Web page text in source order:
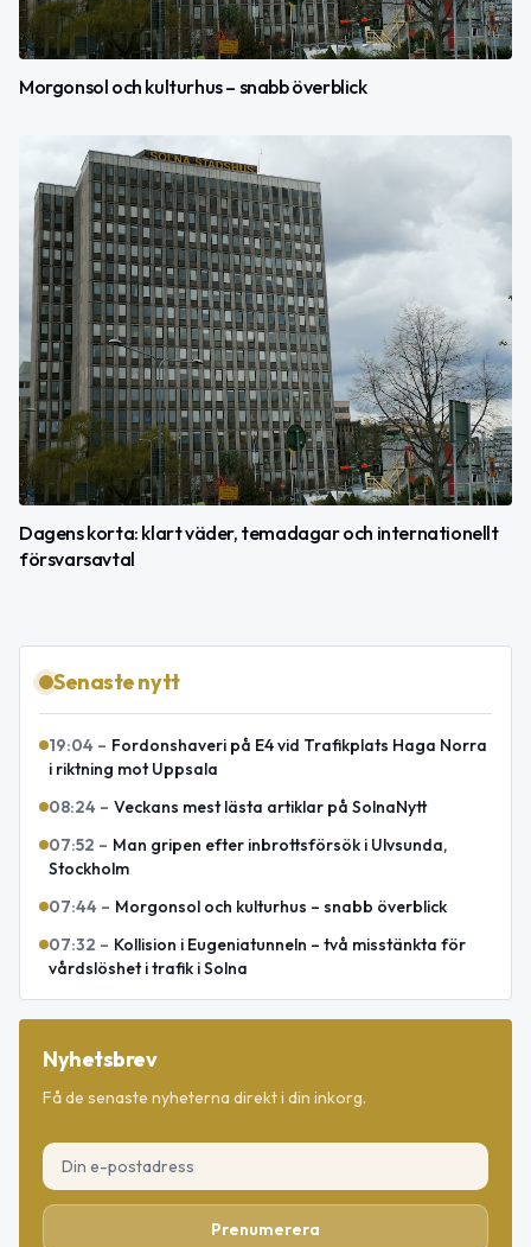
Morgonsol och kulturhus – snabb överblick
Dagens korta: klart väder, temadagar och internationellt
försvarsavtal
Senaste nytt
19:04 – Fordonshaveri på E4 vid Trafikplats Haga Norra
i riktning mot Uppsala
08:24 – Veckans mest lästa artiklar på SolnaNytt
07:52 – Man gripen efter inbrottsförsök i Ulvsunda,
Stockholm
07:44 – Morgonsol och kulturhus – snabb överblick
07:32 – Kollision i Eugeniatunneln – två misstänkta för
vårdslöshet i trafik i Solna
Nyhetsbrev
Få de senaste nyheterna direkt i din inkorg.
Prenumerera